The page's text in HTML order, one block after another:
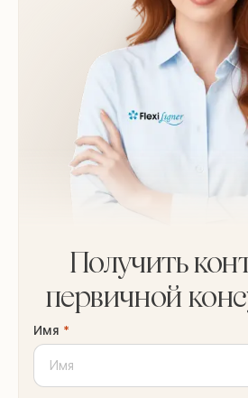
Получить
первичной
Имя *